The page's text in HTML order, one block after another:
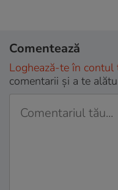
Comentează
Loghează-te în contul
comentarii și a te